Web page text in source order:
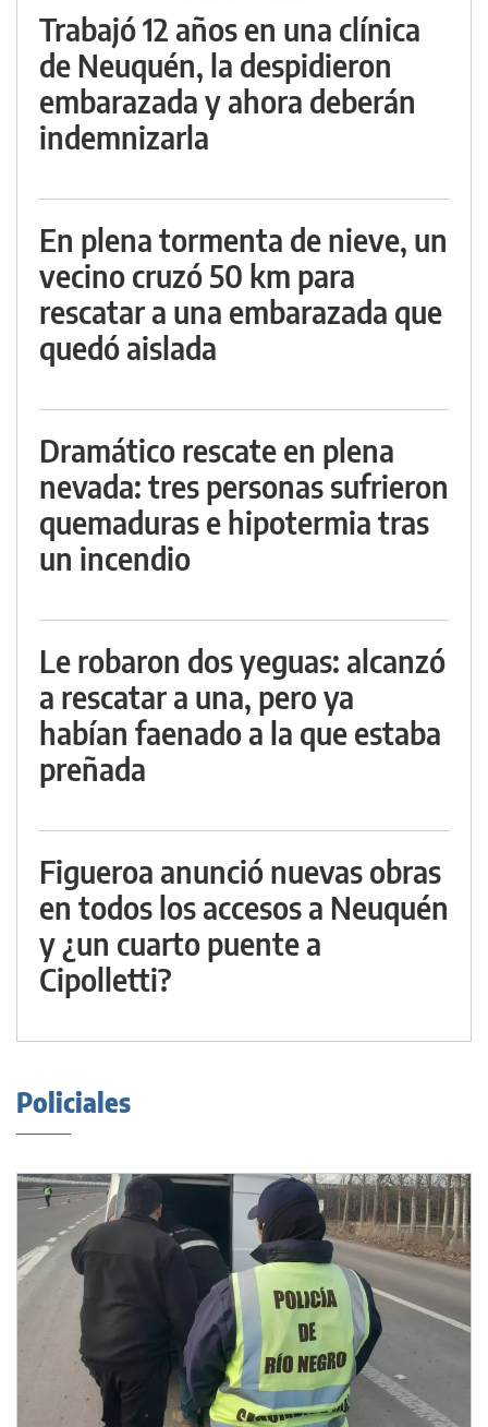
Trabajó 12 años en una clínica
de Neuquén, la despidieron
embarazada y ahora deberán
indemnizarla
En plena tormenta de nieve, un
vecino cruzó 50 km para
rescatar a una embarazada que
quedó aislada
Dramático rescate en plena
nevada: tres personas sufrieron
quemaduras e hipotermia tras
un incendio
Le robaron dos yeguas: alcanzó
a rescatar a una, pero ya
habían faenado a la que estaba
preñada
Figueroa anunció nuevas obras
en todos los accesos a Neuquén
y ¿un cuarto puente a
Cipolletti?
Policiales